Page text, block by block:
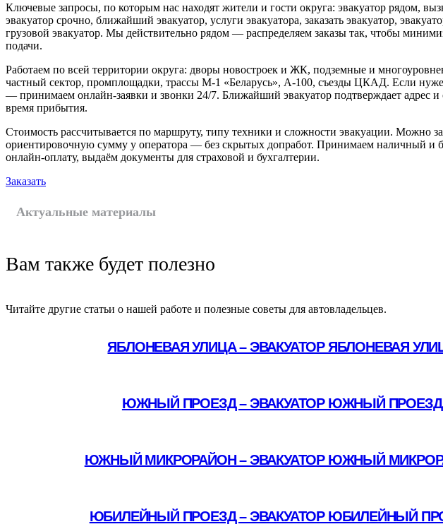
Ключевые запросы, по которым нас находят жители и гости округа: эвакуатор рядом,
эвакуатор срочно, ближайший эвакуатор, услуги эвакуатора, заказать эвакуатор,
грузовой эвакуатор. Мы действительно рядом — распределяем заказы так, чтобы
подачи.
Работаем по всей территории округа: дворы новостроек и ЖК, подземные и
частный сектор, промплощадки, трассы М‑1 «Беларусь», А‑100, съезды ЦКАД. Если
— принимаем онлайн-заявки и звонки 24/7. Ближайший эвакуатор подтверждает адрес и
время прибытия.
Стоимость рассчитывается по маршруту, типу техники и сложности эвакуации. Можно
ориентировочную сумму у оператора — без скрытых допработ. Принимаем наличный и
онлайн-оплату, выдаём документы для страховой и бухгалтерии.
Заказать
Актуальные материалы
Вам также будет полезно
Читайте другие статьи о нашей работе и полезные советы для автовладельцев.
ЯБЛОНЕВАЯ УЛИЦА – ЭВАКУАТОР ЯБЛОНЕВАЯ
ЮЖНЫЙ ПРОЕЗД – ЭВАКУАТОР ЮЖНЫЙ
ЮЖНЫЙ МИКРОРАЙОН – ЭВАКУАТОР ЮЖНЫЙ
ЮБИЛЕЙНЫЙ ПРОЕЗД – ЭВАКУАТОР ЮБИЛЕЙНЫЙ